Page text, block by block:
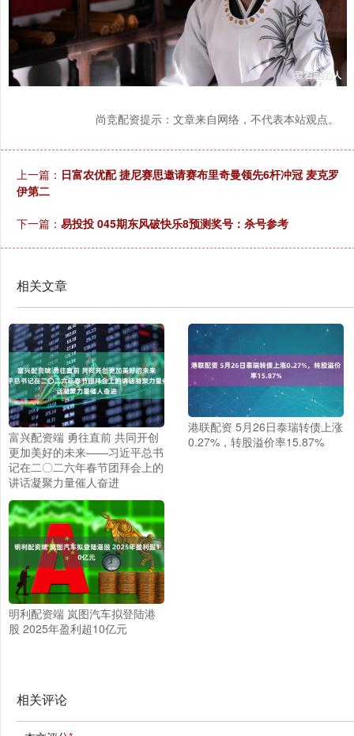
尚竞配资提示：文章来自网络，不代表本站观点。
上一篇： 日富农优配 捷尼赛思邀请赛布里奇曼领先6杆冲冠 麦克罗
伊第二
下一篇： 易投投 045期东风破快乐8预测奖号：杀号参考
相关文章
富兴配资端 勇往直前 共同开创
更加美好的未来——习近平总书
记在二〇二六年春节团拜会上的
讲话凝聚力量催人奋进
港联配资 5月26日泰瑞转债上涨
0.27%，转股溢价率15.87%
明利配资端 岚图汽车拟登陆港
股 2025年盈利超10亿元
相关评论